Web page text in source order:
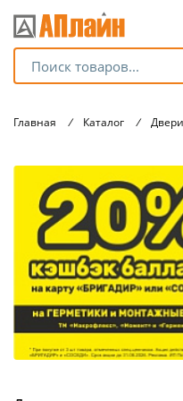
Главная / Каталог /
оплатуна
без
График платежей
Сегодня
25%